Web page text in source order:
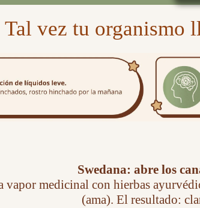
Tal vez tu organismo
Swedana: abre los
medicinal con hierbas
(ama). El resultado: